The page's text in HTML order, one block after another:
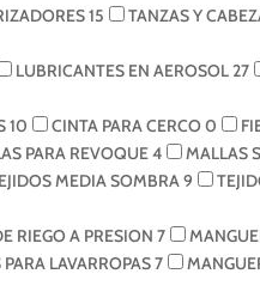
15 TANZAS Y
LUBRICANTES EN AEROSOL27
10 CINTA PARA CERCO 0
PARA REVOQUE4 MALLAS
MEDIA SOMBRA9
RIEGO A PRESION 7
LAVARROPAS7